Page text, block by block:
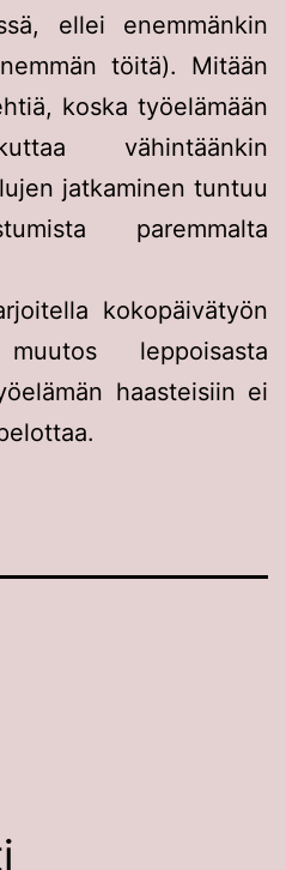
ellei enemmänkin
töitä). Mitään
koska työelämään
vähintäänkin
jatkaminen tuntuu
paremmalta
kokopäivätyön
leppoisasta
haasteisiin ei